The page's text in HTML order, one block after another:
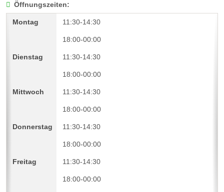
Öffnungszeiten:
11:30-14:30
18:00-00:00
11:30-14:30
18:00-00:00
11:30-14:30
18:00-00:00
11:30-14:30
18:00-00:00
11:30-14:30
18:00-00:00